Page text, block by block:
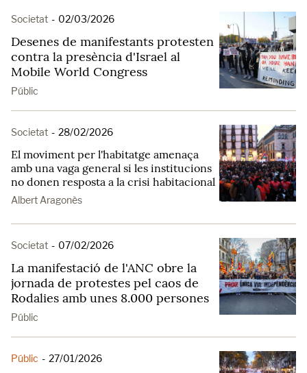
Societat - 02/03/2026
Desenes de manifestants protesten
contra la presència d'Israel al
Mobile World Congress
Públic
Societat - 28/02/2026
El moviment per l'habitatge amenaça
amb una vaga general si les institucions
no donen resposta a la crisi habitacional
Albert Aragonès
Societat - 07/02/2026
La manifestació de l'ANC obre la
jornada de protestes pel caos de
Rodalies amb unes 8.000 persones
Públic
Públic - 27/01/2026